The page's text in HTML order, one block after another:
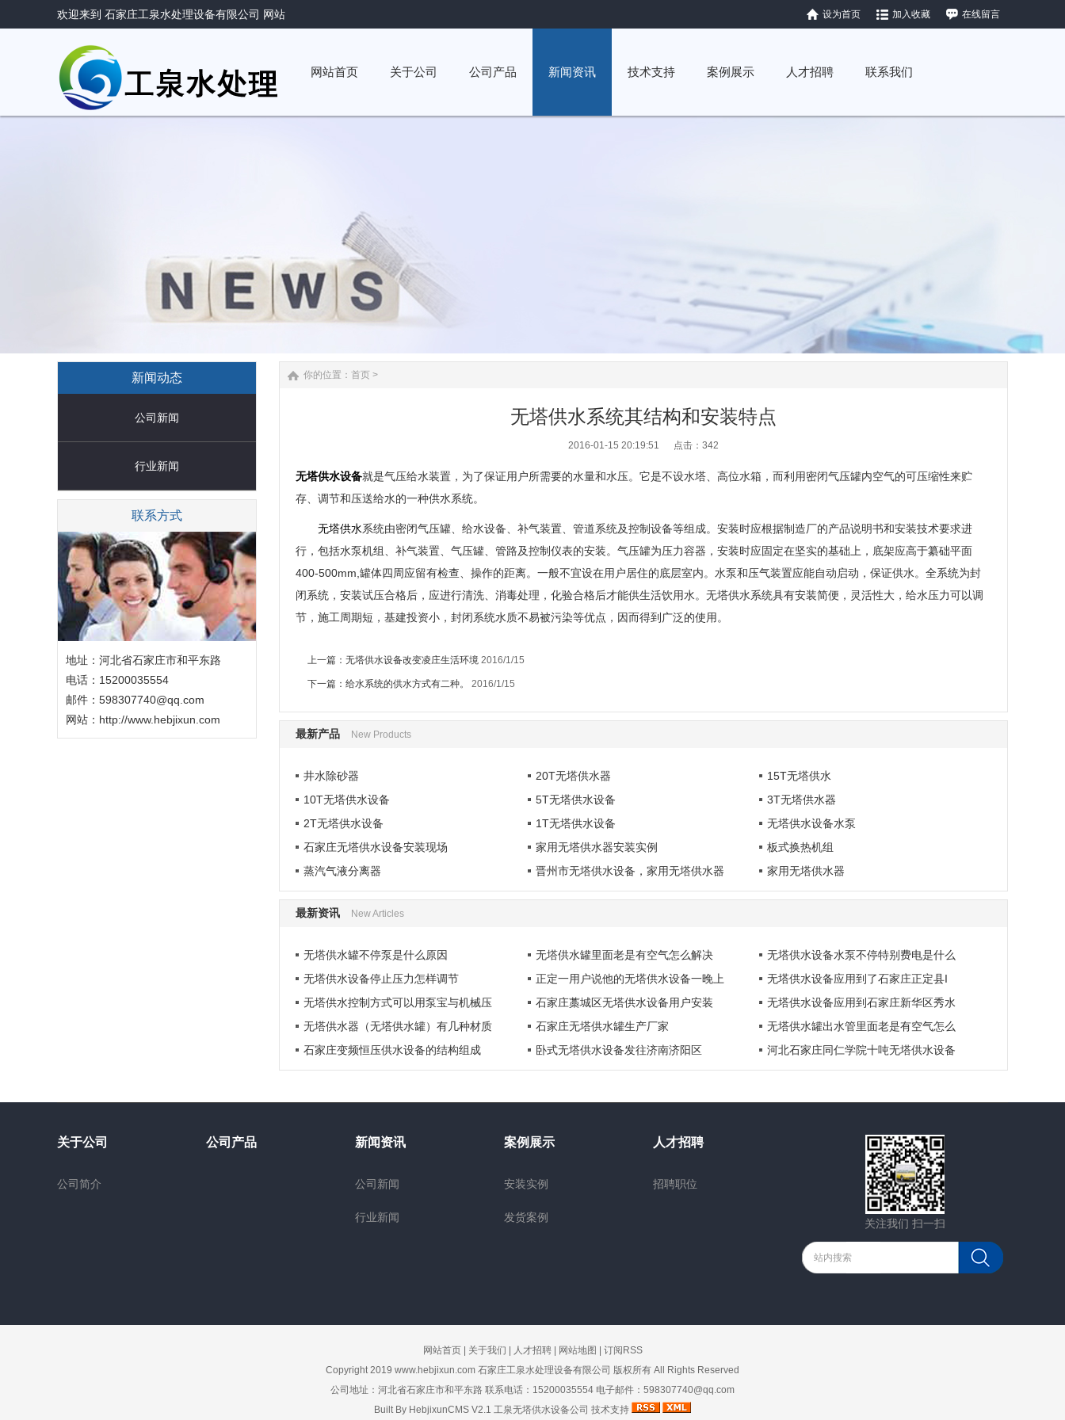
欢迎来到 石家庄工泉水处理设备有限公司 网站 设为首页 加入收藏 在线留言
网站首页 关于公司 公司产品 新闻资讯 技术支持 案例展示 人才招聘 联系我们
新闻动态
公司新闻
行业新闻
联系方式
地址：河北省石家庄市和平东路
电话：15200035554
邮件：598307740@qq.com
网站： http://www.hebjixun.com
你的位置： 首页 >
无塔供水系统其结构和安装特点
2016-01-15 20:19:51 点击： 342
无塔供水设备就是气压给水装置，为了保证用户所需要的水量和水压。它是不设水塔、高位水箱，而利用密闭气压罐内空气的可压缩性来贮
存、调节和压送给水的一种供水系统。
无塔供水系统由密闭气压罐、给水设备、补气装置、管道系统及控制设备等组成。安装时应根据制造厂的产品说明书和安装技术要求进
行，包括水泵机组、补气装置、气压罐、管路及控制仪表的安装。气压罐为压力容器，安装时应固定在坚实的基础上，底架应高于纂础平面
400-500mm,罐体四周应留有检查、操作的距离。一般不宜设在用户居住的底层室内。水泵和压气装置应能自动启动，保证供水。全系统为封
闭系统，安装试压合格后，应进行清洗、消毒处理，化验合格后才能供生活饮用水。无塔供水系统具有安装简便，灵活性大，给水压力可以调
节，施工周期短，基建投资小，封闭系统水质不易被污染等优点，因而得到广泛的使用。
上一篇： 无塔供水设备改变凌庄生活环境 2016/1/15
下一篇： 给水系统的供水方式有二种。 2016/1/15
最新产品 New Products
井水除砂器 20T无塔供水器
15T无塔供水
10T无塔供水设备
5T无塔供水设备
3T无塔供水器
2T无塔供水设备
1T无塔供水设备
无塔供水设备水泵
石家庄无塔供水设备安装现场
家用无塔供水器安装实例
板式换热机组
蒸汽气液分离器
晋州市无塔供水设备，家用无塔供水器 家用无塔供水器
最新资讯 New Articles
无塔供水罐不停泵是什么原因 无塔供水罐里面老是有空气怎么解决
无塔供水设备水泵不停特别费电是什么
无塔供水设备停止压力怎样调节
正定一用户说他的无塔供水设备一晚上
无塔供水设备应用到了石家庄正定县I
无塔供水控制方式可以用泵宝与机械压
石家庄藁城区无塔供水设备用户安装
无塔供水设备应用到石家庄新华区秀水
无塔供水器（无塔供水罐）有几种材质
石家庄无塔供水罐生产厂家
无塔供水罐出水管里面老是有空气怎么
石家庄变频恒压供水设备的结构组成
卧式无塔供水设备发往济南济阳区 河北石家庄同仁学院十吨无塔供水设备
关注我们 扫一扫
关于公司
公司简介
公司产品 新闻资讯
公司新闻
行业新闻
案例展示
安装实例
发货案例
人才招聘
招聘职位
网站首页| 关于我们 人才招聘| 网站地图
订阅RSS
Copyright 2019 www.hebjixun.com 石家庄工泉水处理设备有限公司 版权所有 All Rights Reserved
公司地址：河北省石家庄市和平东路 联系电话：15200035554 电子邮件：598307740@qq.com
Built By HebjixunCMS V2.1 工泉无塔供水设备公司 技术支持